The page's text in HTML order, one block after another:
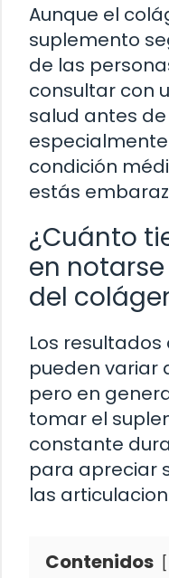
Aunque el
suplemento
de las
consultar con
salud antes
condición
estás
¿Cuánto
en
del
Los
pueden variar
pero en
tomar el
constante
para apreciar
las
Contenidos